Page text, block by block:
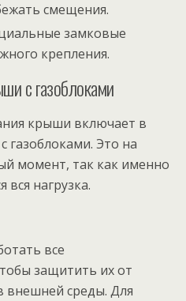
смещения.
замковые
крепления.
с газоблоками
крыши включает в
газоблоками. Это на
момент, так как именно
вся нагрузка.
все
защитить их от
внешней среды. Для